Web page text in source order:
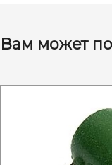
Вам может